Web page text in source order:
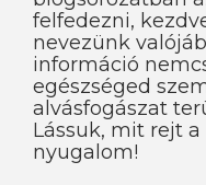
felfedezni,
nevezünk
információ
egészséged
alvásfogászat
Lássuk, mit rejt
nyugalom!